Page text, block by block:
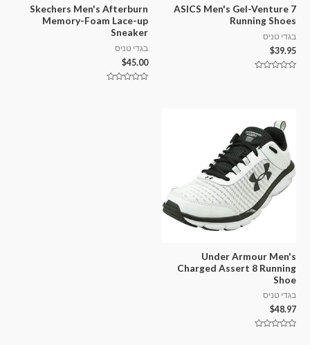
ASICS Men's Gel-Venture 7
Running Shoes
בגדי טניס
$39.95
Skechers Men's Afterburn
Memory-Foam Lace-up
Sneaker
בגדי טניס
$45.00
Under Armour Men's
Charged Assert 8 Running
Shoe
בגדי טניס
$48.97